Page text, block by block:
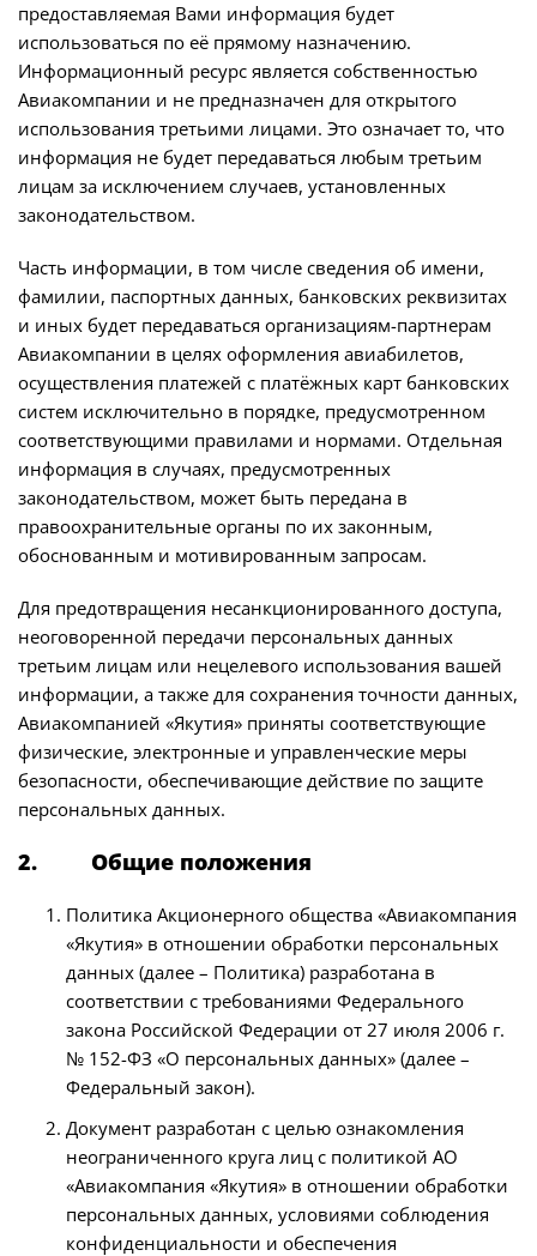
предоставляемая Вами информация будет
использоваться по её прямому назначению.
Информационный ресурс является собственностью
Авиакомпании и не предназначен для открытого
использования третьими лицами. Это означает то, что
информация не будет передаваться любым третьим
лицам за исключением случаев, установленных
законодательством.
Часть информации, в том числе сведения об имени,
фамилии, паспортных данных, банковских реквизитах
и иных будет передаваться организациям-партнерам
Авиакомпании в целях оформления авиабилетов,
осуществления платежей с платёжных карт банковских
систем исключительно в порядке, предусмотренном
соответствующими правилами и нормами. Отдельная
информация в случаях, предусмотренных
законодательством, может быть передана в
правоохранительные органы по их законным,
обоснованным и мотивированным запросам.
Для предотвращения несанкционированного доступа,
неоговоренной передачи персональных данных
третьим лицам или нецелевого использования вашей
информации, а также для сохранения точности данных,
Авиакомпанией «Якутия» приняты соответствующие
физические, электронные и управленческие меры
безопасности, обеспечивающие действие по защите
персональных данных.
2. Общие положения
Политика Акционерного общества «Авиакомпания
«Якутия» в отношении обработки персональных
данных (далее – Политика) разработана в
соответствии с требованиями Федерального
закона Российской Федерации от 27 июля 2006 г.
№ 152-ФЗ «О персональных данных» (далее –
Федеральный закон).
Документ разработан с целью ознакомления
неограниченного круга лиц с политикой АО
«Авиакомпания «Якутия» в отношении обработки
персональных данных, условиями соблюдения
конфиденциальности и обеспечения